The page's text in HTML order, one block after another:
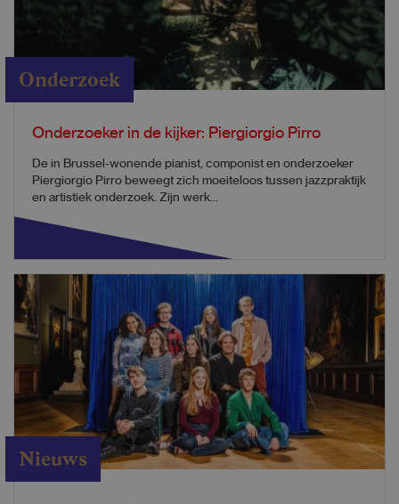
Onderzoek
Onderzoeker in de kijker: Piergiorgio Pirro
De in Brussel-wonende pianist, componist en onderzoeker
Piergiorgio Pirro beweegt zich moeiteloos tussen jazzpraktijk
en artistiek onderzoek. Zijn werk...
Nieuws